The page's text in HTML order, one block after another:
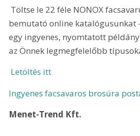
bemutató online katalógusunkat
egy ingyenes, nyomtatott
az Önnek legmegfelelőbb
Letöltés itt
Ingyenes facsavaros brosúra
Menet-Trend Kft.